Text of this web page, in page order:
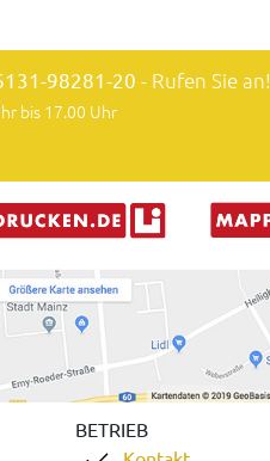
98281-20 - Rufen Sie an!
bis 17.00 Uhr
BETRIEB